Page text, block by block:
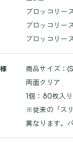
ブロッコリー
ブロッコリー
ブロッコリー
商品サイズ：
両面クリア
1個：80枚入り
※従来の「ス
異なります。